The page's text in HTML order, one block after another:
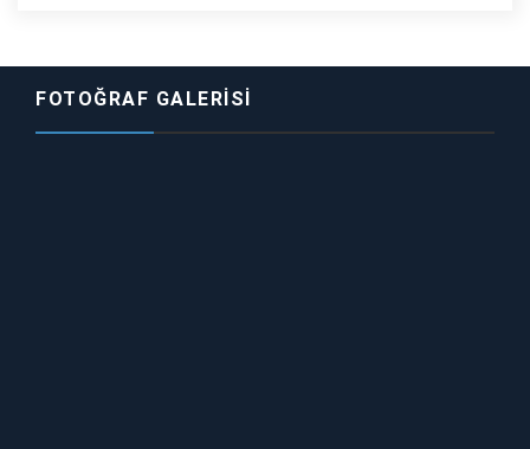
FOTOĞRAF GALERISI